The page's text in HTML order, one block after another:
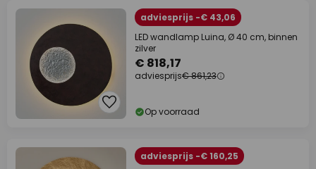
adviesprijs -€ 43,06
LED wandlamp Luina, Ø 40 cm, binnen
zilver
€ 818,17
adviesprijs€ 861,23
Op voorraad
adviesprijs -€ 160,25